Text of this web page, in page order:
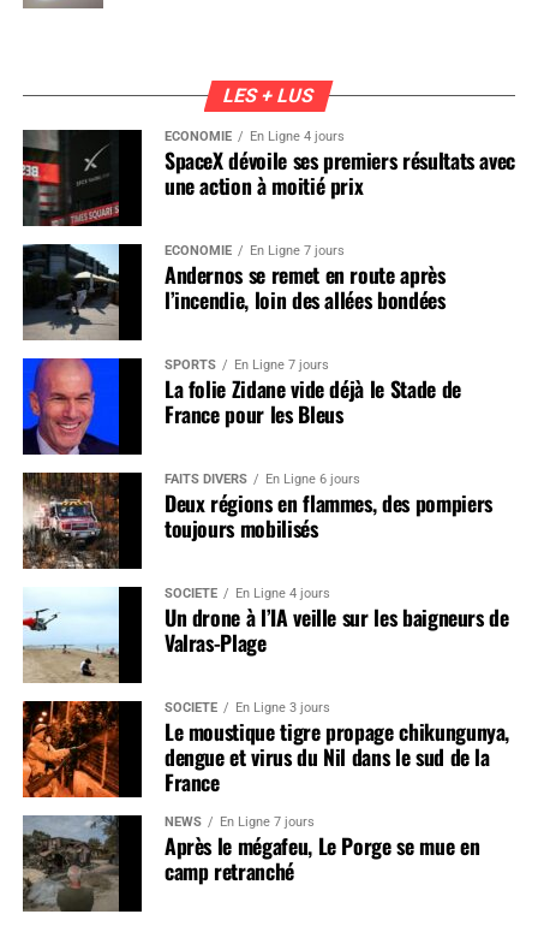
LES + LUS
ÉCONOMIE En Ligne 4 jours
SpaceX dévoile ses premiers résultats avec
une action à moitié prix
ÉCONOMIE En Ligne 7 jours
Andernos se remet en route après
l’incendie, loin des allées bondées
SPORTS En Ligne 7 jours
La folie Zidane vide déjà le Stade de
France pour les Bleus
FAITS DIVERS En Ligne 6 jours
Deux régions en flammes, des pompiers
toujours mobilisés
SOCIÉTÉ En Ligne 4 jours
Un drone à l’IA veille sur les baigneurs de
Valras-Plage
SOCIÉTÉ En Ligne 3 jours
Le moustique tigre propage chikungunya,
dengue et virus du Nil dans le sud de la
France
NEWS En Ligne 7 jours
Après le mégafeu, Le Porge se mue en
camp retranché